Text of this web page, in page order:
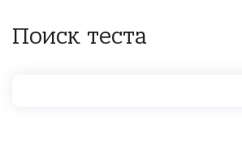
Поиск теста